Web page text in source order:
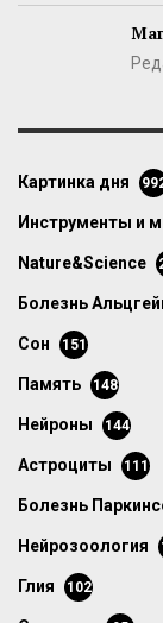
картинка дня
инструменты и
Nature&Science
болезнь
сон 151
память 148
нейроны 144
астроциты 111
болезнь
нейрозоология
глия 102